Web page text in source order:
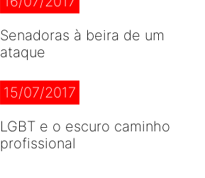
Senadoras à beira de um
ataque
15/07/2017
LGBT e o escuro caminho
profissional